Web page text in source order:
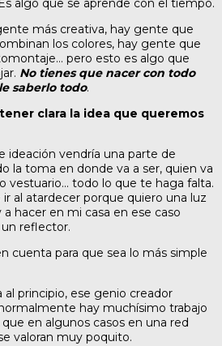
algo que se aprende con el tiempo.
más creativa, hay gente que
los colores, hay gente que
pero esto es algo que
No tienes que nacer con todo
saberlo todo.
clara la idea que queremos
ideación vendría una parte de
la toma en donde va a ser, quien va
vestuario… todo lo que te haga falta.
al atardecer porque quiero una luz
hacer en mi casa en ese caso
reflector.
cuenta para que sea lo más simple
principio, ese genio creador
hay muchísimo trabajo
en algunos casos en una red
valoran muy poquito.